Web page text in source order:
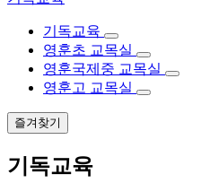
기독교육
영훈초 교목실
영훈국제중 교목실
영훈고 교목실
즐겨찾기
기독교육